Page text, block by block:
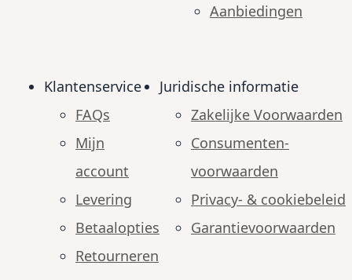
Aanbiedingen
Klantenservice
FAQs
Mijn
account
Levering
Betaalopties
Retourneren
Juridische informatie
Zakelijke Voorwaarden
Consumenten­
voorwaarden
Privacy- & cookiebeleid
Garantie­voorwaarden